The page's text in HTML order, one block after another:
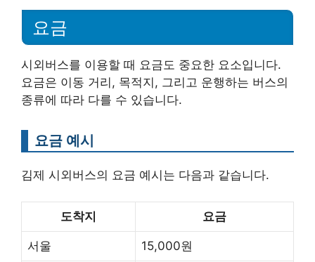
요금
시외버스를 이용할 때 요금도 중요한 요소입니다.
요금은 이동 거리, 목적지, 그리고 운행하는 버스의
종류에 따라 다를 수 있습니다.
요금 예시
김제 시외버스의 요금 예시는 다음과 같습니다.
도착지 요금
서울 15,000원